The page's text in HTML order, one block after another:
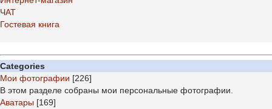
ЧАТ
Гостевая книга
Categories
Мои фотографии [226]
В этом разделе собраны мои персональные фотографии.
Аватары [169]